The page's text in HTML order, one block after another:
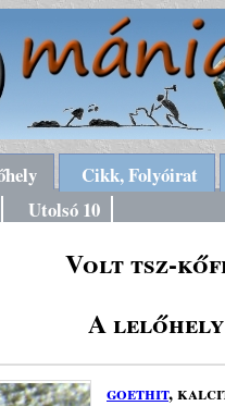
Cikk, Folyóirat
Utolsó 10
Volt tsz-
A lelőhely
goethit,